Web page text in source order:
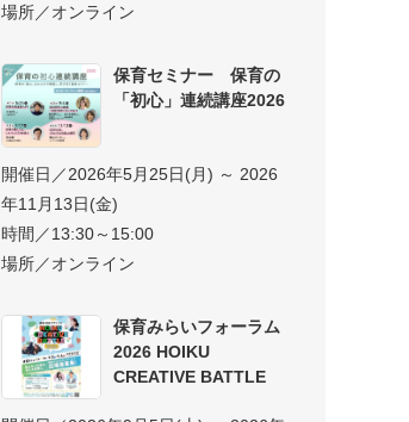
場所／オンライン
保育セミナー 保育の
「初心」連続講座2026
開催日／2026年5月25日(月) ～ 2026
年11月13日(金)
時間／13:30～15:00
場所／オンライン
保育みらいフォーラム
2026 HOIKU
CREATIVE BATTLE